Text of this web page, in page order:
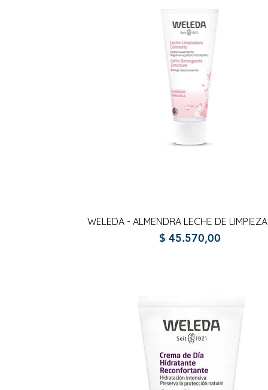
Vista rápida
WELEDA - ALMENDRA LECHE DE
Precio
$ 45.570,00